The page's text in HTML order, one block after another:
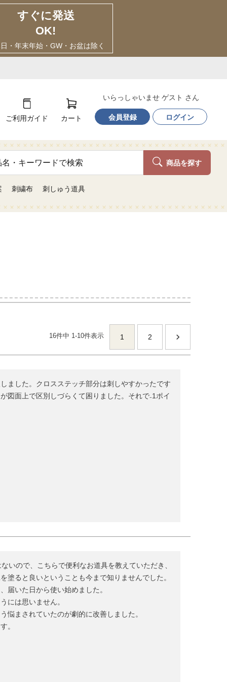
すぐに発送
OK!
・年末年始・GW・お盆は除く
ご利用ガイド カート
いらっしゃいませ ゲスト さん
会員登録 ログイン
商品を探す
刺繍布 刺しゅう道具
16件中 1-10件表示 1 2
ました。クロスステッチ部分は刺しやすかったです
図面上で区別しづらくて困りました。それで₋1ポイ
いので、こちらで便利なお道具を教えていただき、
塗ると良いということも今まで知りませんでした。
届いた日から使い始めました。
には思いません。
悩まされていたのが劇的に改善しました。
。